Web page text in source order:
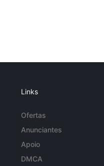
Links
Ofertas
Anunciantes
Apoio
DMCA